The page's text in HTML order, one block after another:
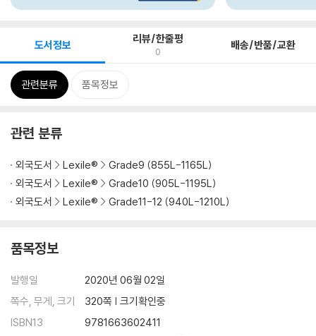
도서정보 리뷰/한줄평
0 배송/반품/교환
관련분류 품목정보
관련 분류
외국도서 Lexile®
Grade9 (855L-1165L)
외국도서
Lexile®
Grade10 (905L-1195L)
외국도서
Lexile® Grade11-12 (940L-1210L)
품목정보
발행일
2020년 06월 02일
쪽수, 무게, 크기
320쪽 | 크기확인중
ISBN13
9781663602411